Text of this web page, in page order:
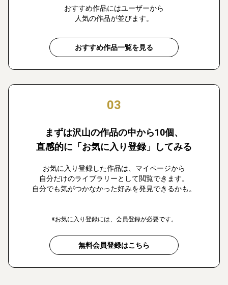
おすすめ作品にはユーザーから
人気の作品が並びます。
おすすめ作品一覧を見る
03
まずは沢山の作品の中から10個、
直感的に「お気に入り登録」してみる
お気に入り登録した作品は、マイページから
自分だけのライブラリーとして閲覧できます。
自分でも気がつかなかった好みを発見できるかも。
※お気に入り登録には、会員登録が必要です。
無料会員登録はこちら